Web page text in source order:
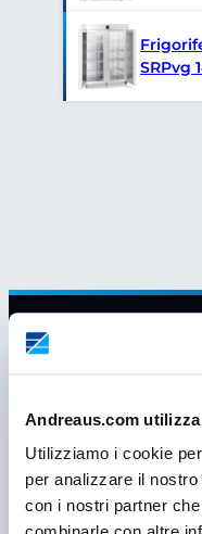
Andreaus.com
Utilizziamo i cookie
per analizzare il
con i nostri partner
SRPvg